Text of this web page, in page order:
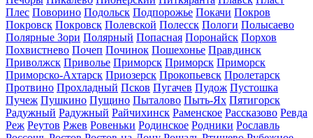
Плес Поворино Подольск Подпорожье Покачи Покров
Покровск Покровск Полевской Полесск Пологи Полысаево
Полярные Зори Полярный Попасная Поронайск Порхов
Похвистнево Почеп Починок Пошехонье Правдинск
Приволжск Приволье Приморск Приморск Приморск
Приморско-Ахтарск Приозерск Прокопьевск Пролетарск
Протвино Прохладный Псков Пугачев Пудож Пустошка
Пучеж Пушкино Пущино Пыталово Пыть-Ях Пятигорск
Радужный Радужный Райчихинск Раменское Рассказово Ревда
Реж Реутов Ржев Ровеньки Родинское Родники Рославль